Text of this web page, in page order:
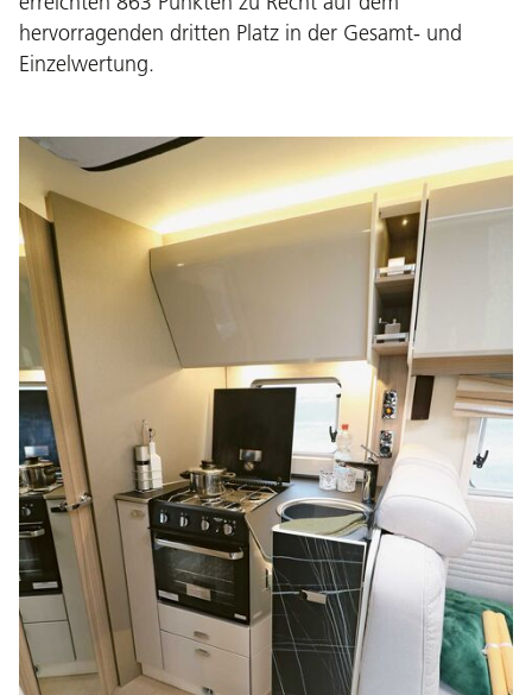
hervorragenden dritten Platz in der Gesamt- und
Einzelwertung.